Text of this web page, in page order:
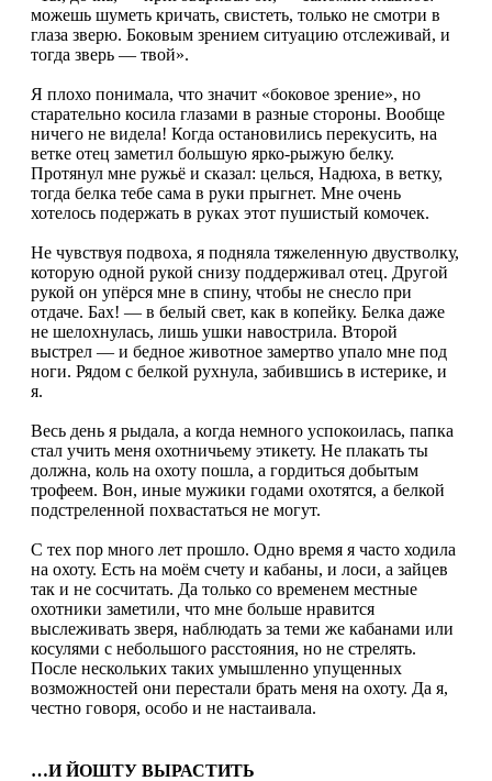
можешь шуметь кричать, свистеть, только не смотри в
глаза зверю. Боковым зрением ситуацию отслеживай, и
тогда зверь — твой».
Я плохо понимала, что значит «боковое зрение», но
старательно косила глазами в разные стороны. Вообще
ничего не видела! Когда остановились перекусить, на
ветке отец заметил большую ярко-рыжую белку.
Протянул мне ружьё и сказал: целься, Надюха, в ветку,
тогда белка тебе сама в руки прыгнет. Мне очень
хотелось подержать в руках этот пушистый комочек.
Не чувствуя подвоха, я подняла тяжеленную двустволку,
которую одной рукой снизу поддерживал отец. Другой
рукой он упёрся мне в спину, чтобы не снесло при
отдаче. Бах! — в белый свет, как в копейку. Белка даже
не шелохнулась, лишь ушки навострила. Второй
выстрел — и бедное животное замертво упало мне под
ноги. Рядом с белкой рухнула, забившись в истерике, и
я.
Весь день я рыдала, а когда немного успокоилась, папка
стал учить меня охотничьему этикету. Не плакать ты
должна, коль на охоту пошла, а гордиться добытым
трофеем. Вон, иные мужики годами охотятся, а белкой
подстреленной похвастаться не могут.
С тех пор много лет прошло. Одно время я часто ходила
на охоту. Есть на моём счету и кабаны, и лоси, а зайцев
так и не сосчитать. Да только со временем местные
охотники заметили, что мне больше нравится
выслеживать зверя, наблюдать за теми же кабанами или
косулями с небольшого расстояния, но не стрелять.
После нескольких таких умышленно упущенных
возможностей они перестали брать меня на охоту. Да я,
честно говоря, особо и не настаивала.
…И ЙОШТУ ВЫРАСТИТЬ